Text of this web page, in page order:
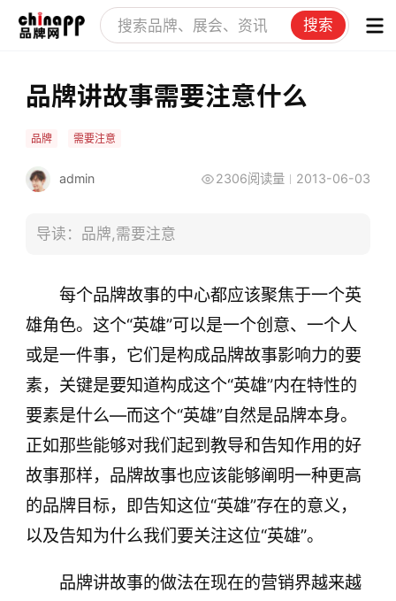
搜索
品牌讲故事需要注意什么
品牌 需要注意
admin 2306阅读量 2013-06-03
导读：品牌,需要注意
每个品牌故事的中心都应该聚焦于一个英
雄角色。这个“英雄”可以是一个创意、一个人
或是一件事，它们是构成品牌故事影响力的要
素，关键是要知道构成这个“英雄”内在特性的
要素是什么—而这个“英雄”自然是品牌本身。
正如那些能够对我们起到教导和告知作用的好
故事那样，品牌故事也应该能够阐明一种更高
的品牌目标，即告知这位“英雄”存在的意义，
以及告知为什么我们要关注这位“英雄”。
品牌讲故事的做法在现在的营销界越来越